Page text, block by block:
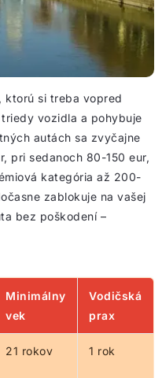
ktorú si treba vopred
vozidla a pohybuje
autách sa zvyčajne
pri sedanoch 80-150 eur,
kategória až 200-
zablokuje na vašej
bez poškodení –
Minimálny
vek
Vodičská
prax
21 rokov 1 rok